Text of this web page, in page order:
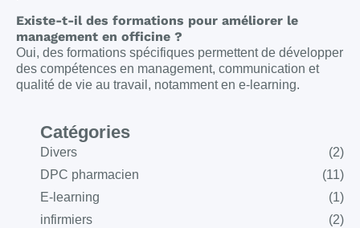
Existe-t-il des formations pour améliorer le
management en officine ?
Oui, des formations spécifiques permettent de développer
des compétences en management, communication et
qualité de vie au travail, notamment en e-learning.
Catégories
Divers
(2)
DPC pharmacien
(11)
E-learning
(1)
infirmiers
(2)